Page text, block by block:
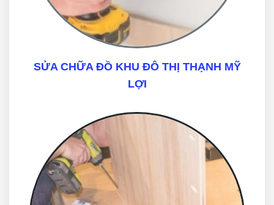
SỬA CHỮA ĐỒ KHU ĐÔ THỊ THẠNH MỸ
LỢI